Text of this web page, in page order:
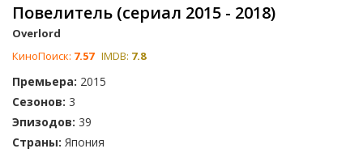
Повелитель (сериал 2015 - 2018)
Overlord
КиноПоиск: 7.57 IMDB: 7.8
Премьера: 2015
Сезонов: 3
Эпизодов: 39
Страны: Япония